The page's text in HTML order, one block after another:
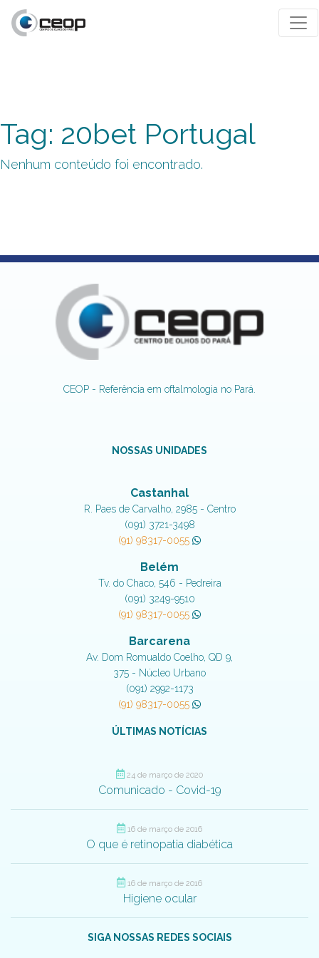
Tag: 20bet Portugal
Nenhum conteúdo foi encontrado.
CEOP - Referência em oftalmologia no Pará.
NOSSAS UNIDADES
Castanhal
R. Paes de Carvalho, 2985 - Centro
(091) 3721-3498
(91) 98317-0055
Belém
Tv. do Chaco, 546 - Pedreira
(091) 3249-9510
(91) 98317-0055
Barcarena
Av. Dom Romualdo Coelho, QD 9,
375 - Núcleo Urbano
(091) 2992-1173
(91) 98317-0055
ÚLTIMAS NOTÍCIAS
24 de março de 2020
Comunicado - Covid-19
16 de março de 2016
O que é retinopatia diabética
16 de março de 2016
Higiene ocular
SIGA NOSSAS REDES SOCIAIS